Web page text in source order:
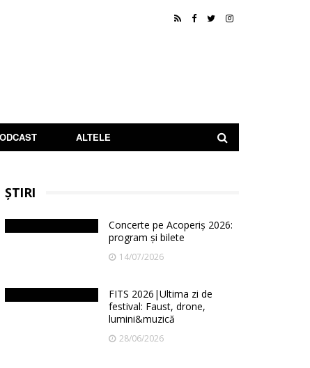
ALTELE
ȘTIRI
Concerte pe Acoperiș 2026:
program și bilete
14/07/2026
FITS 2026|Ultima zi de
festival: Faust, drone,
lumini&muzică
28/06/2026